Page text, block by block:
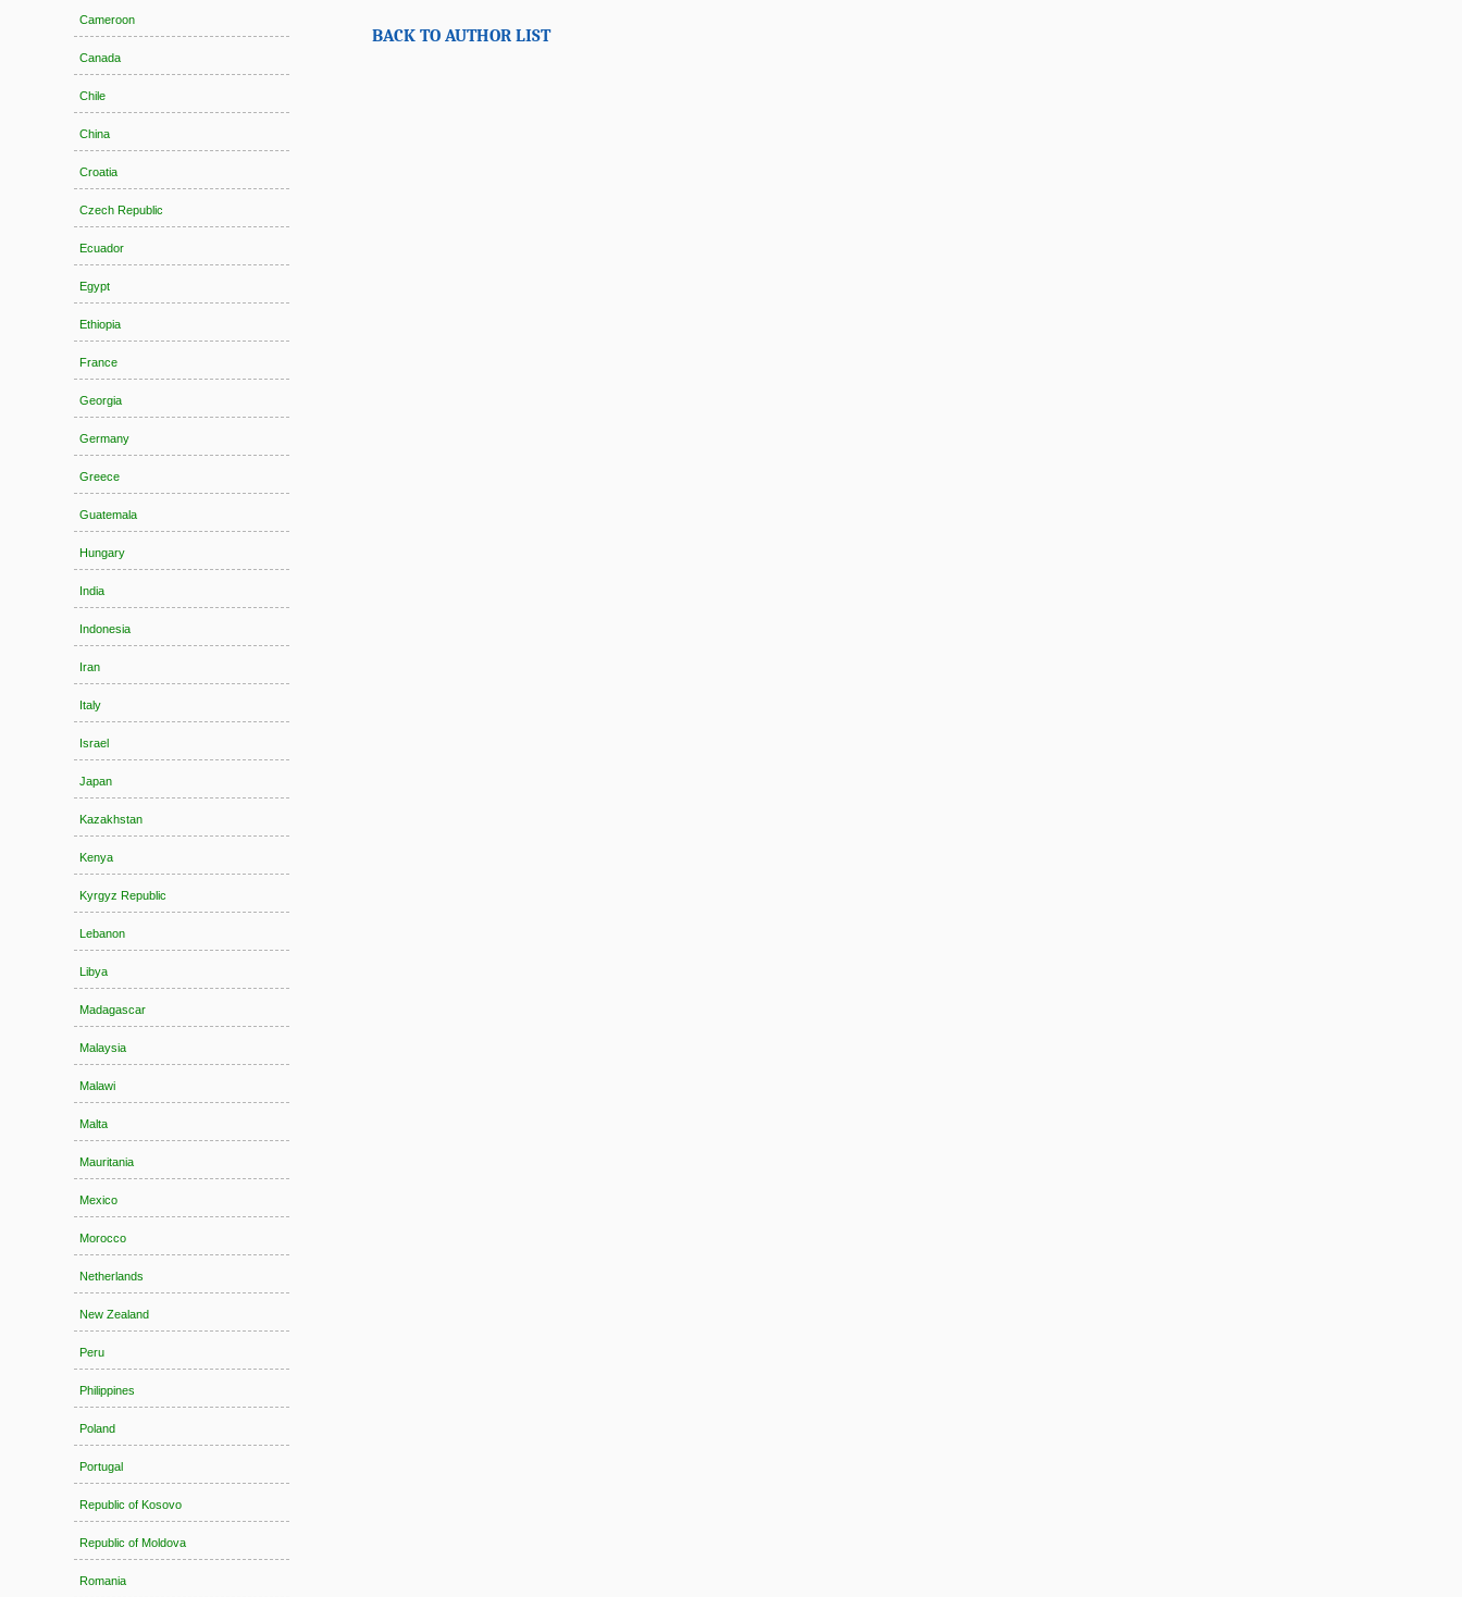
Cameroon
Canada
Chile
China
Croatia
Czech Republic
Ecuador
Egypt
Ethiopia
France
Georgia
Germany
Greece
Guatemala
Hungary
India
Indonesia
Iran
Italy
Israel
Japan
Kazakhstan
Kenya
Kyrgyz Republic
Lebanon
Libya
Madagascar
Malaysia
Malawi
Malta
Mauritania
Mexico
Morocco
Netherlands
New Zealand
Peru
Philippines
Poland
Portugal
Republic of Kosovo
Republic of Moldova
Romania
BACK TO AUTHOR LIST